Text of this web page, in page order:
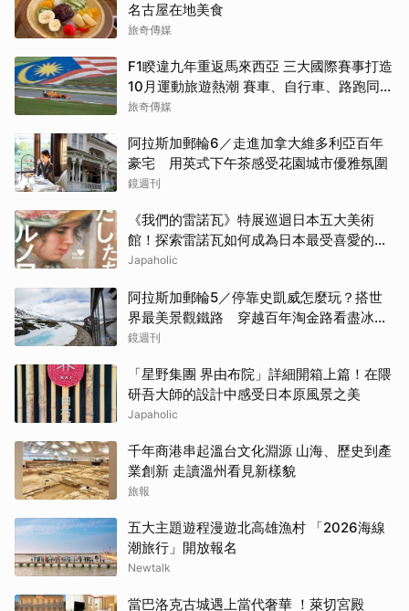
名古屋在地美食
旅奇傳媒
F1睽違九年重返馬來西亞 三大國際賽事打造
10月運動旅遊熱潮 賽車、自行車、路跑同週
登場
旅奇傳媒
阿拉斯加郵輪6／走進加拿大維多利亞百年
豪宅 用英式下午茶感受花園城市優雅氛圍
鏡週刊
《我們的雷諾瓦》特展巡迴日本五大美術
館！探索雷諾瓦如何成為日本最受喜愛的印
象派畫家
Japaholic
阿拉斯加郵輪5／停靠史凱威怎麼玩？搭世
界最美景觀鐵路 穿越百年淘金路看盡冰
河、峽谷與雪山
鏡週刊
「星野集團 界由布院」詳細開箱上篇！在隈
研吾大師的設計中感受日本原風景之美
Japaholic
千年商港串起溫台文化淵源 山海、歷史到產
業創新 走讀溫州看見新樣貌
旅報
五大主題遊程漫遊北高雄漁村 「2026海線
潮旅行」開放報名
Newtalk
當巴洛克古城遇上當代奢華 ！萊切宮殿